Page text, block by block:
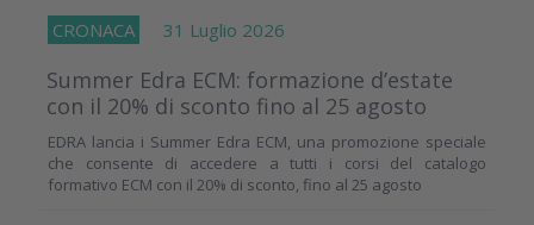
CRONACA 31 Luglio 2026
Summer Edra ECM: formazione d’estate
con il 20% di sconto fino al 25 agosto
EDRA lancia i Summer Edra ECM, una promozione speciale
che consente di accedere a tutti i corsi del catalogo
formativo ECM con il 20% di sconto, fino al 25 agosto